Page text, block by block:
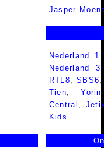
Jasper
Nederland 1
Nederland
RTL8 ,SBS6
Tien ,Yorin
Central
Kids